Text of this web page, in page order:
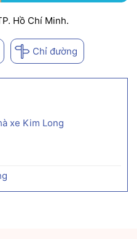
Hồ Chí Minh.
Chỉ đường
xe Kim Long